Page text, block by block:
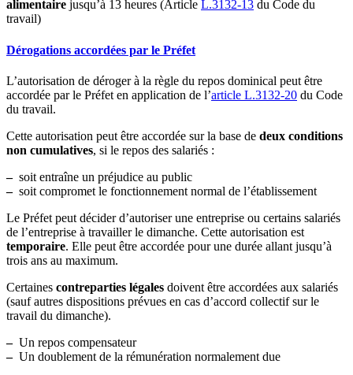
alimentaire jusqu’à 13 heures (Article L.3132-13 du Code du
travail)
Dérogations accordées par le Préfet
L’autorisation de déroger à la règle du repos dominical peut être
accordée par le Préfet en application de l’article L.3132-20 du Code
du travail.
Cette autorisation peut être accordée sur la base de deux conditions
non cumulatives, si le repos des salariés :
–soit entraîne un préjudice au public
–soit compromet le fonctionnement normal de l’établissement
Le Préfet peut décider d’autoriser une entreprise ou certains salariés
de l’entreprise à travailler le dimanche. Cette autorisation est
temporaire. Elle peut être accordée pour une durée allant jusqu’à
trois ans au maximum.
Certaines contreparties légales doivent être accordées aux salariés
(sauf autres dispositions prévues en cas d’accord collectif sur le
travail du dimanche).
–Un repos compensateur
–Un doublement de la rémunération normalement due